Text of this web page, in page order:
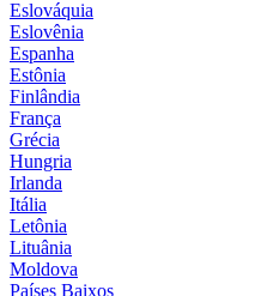
Eslováquia
Eslovênia
Espanha
Estônia
Finlândia
França
Grécia
Hungria
Irlanda
Itália
Letônia
Lituânia
Moldova
Países Baixos